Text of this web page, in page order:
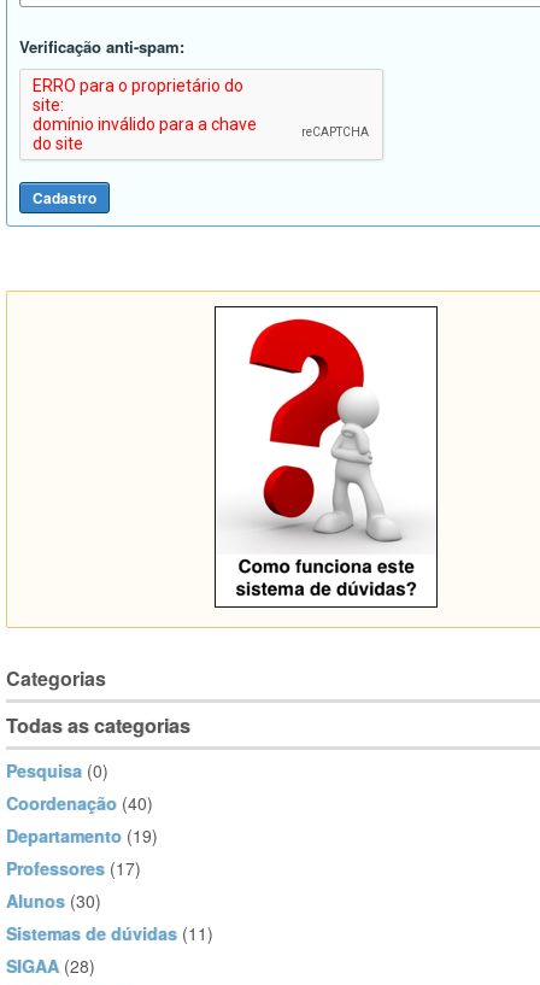
Verificação anti-spam:
Categorias
Todas as categorias
Pesquisa (0)
Coordenação (40)
Departamento (19)
Professores (17)
Alunos (30)
Sistemas de dúvidas (11)
SIGAA (28)